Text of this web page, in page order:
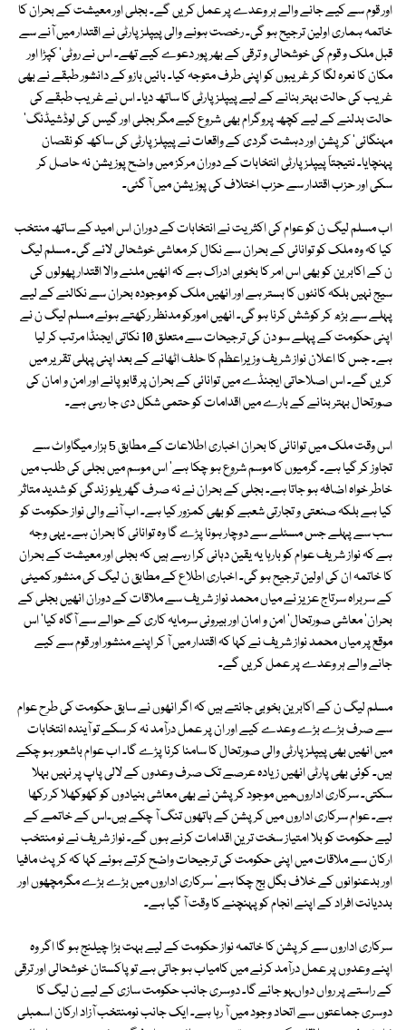
اور قوم سے کیے جانے والے ہر وعدے پر عمل کریں گے۔ بجلی اور معیشت کے بحران کا
خاتمہ ہماری اولین ترجیح ہو گی۔ رخصت ہونے والی پیپلز پارٹی نے اقتدار میں آنے سے
قبل ملک و قوم کی خوشحالی و ترقی کے بھرپور دعوے کیے تھے۔ اس نے روٹی' کپڑا اور
مکان کا نعرہ لگا کر غریبوں کو اپنی طرف متوجہ کیا۔ بائیں بازو کے دانشور طبقے نے بھی
غریب کی حالت بہتر بنانے کے لیے پیپلز پارٹی کا ساتھ دیا۔ اس نے غریب طبقے کی
حالت بدلنے کے لیے کچھ پروگرام بھی شروع کیے مگر بجلی اور گیس کی لوڈشیڈنگ'
مہنگائی' کرپشن اور دہشت گردی کے واقعات نے پیپلز پارٹی کی ساکھ کو نقصان
پہنچایا۔ نتیجتاً پیپلز پارٹی انتخابات کے دوران مرکز میں واضح پوزیشن نہ حاصل کر
سکی اور حزب اقتدار سے حزب اختلاف کی پوزیشن میں آ گئی۔
اب مسلم لیگ ن کو عوام کی اکثریت نے انتخابات کے دوران اس امید کے ساتھ منتخب
کیا کہ وہ ملک کو توانائی کے بحران سے نکال کر معاشی خوشحالی لائے گی۔ مسلم لیگ
ن کے اکابرین کو بھی اس امر کا بخوبی ادراک ہے کہ انھیں ملنے والا اقتدار پھولوں کی
سیج نہیں بلکہ کانٹوں کا بستر ہے اور انھیں ملک کو موجودہ بحران سے نکالنے کے لیے
پہلے سے بڑھ کر کوشش کرنا ہو گی۔ انھیں امورکو مدنظر رکھتے ہوئے مسلم لیگ ن نے
اپنی حکومت کے پہلے سو دن کی ترجیحات سے متعلق 10 نکاتی ایجنڈا مرتب کر لیا
ہے۔ جس کا اعلان نواز شریف وزیراعظم کا حلف اٹھانے کے بعد اپنی پہلی تقریر میں
کریں گے۔ اس اصلاحاتی ایجنڈے میں توانائی کے بحران پر قابو پانے اور امن و امان کی
صورتحال بہتر بنانے کے بارے میں اقدامات کو حتمی شکل دی جا رہی ہے۔
اس وقت ملک میں توانائی کا بحران اخباری اطلاعات کے مطابق 5 ہزار میگاواٹ سے
تجاوز کر گیا ہے۔ گرمیوں کا موسم شروع ہو چکا ہے' اس موسم میں بجلی کی طلب میں
خاطر خواہ اضافہ ہو جاتا ہے۔ بجلی کے بحران نے نہ صرف گھریلو زندگی کو شدید متاثر
کیا ہے بلکہ صنعتی و تجارتی شعبے کو بھی کمزور کیا ہے۔ اب آنے والی نواز حکومت کو
سب سے پہلے جس مسئلے سے دوچار ہونا پڑے گا وہ توانائی کا بحران ہے۔ یہی وجہ
ہے کہ نواز شریف عوام کو بارہا یہ یقین دہانی کرا رہے ہیں کہ بجلی اور معیشت کے بحران
کا خاتمہ ان کی اولین ترجیح ہو گی۔ اخباری اطلاع کے مطابق ن لیگ کی منشور کمیٹی
کے سربراہ سرتاج عزیز نے میاں محمد نواز شریف سے ملاقات کے دوران انھیں بجلی کے
بحران' معاشی صورتحال' امن و امان اور بیرونی سرمایہ کاری کے حوالے سے آگاہ کیا' اس
موقع پر میاں محمد نواز شریف نے کہا کہ اقتدار میں آ کر اپنے منشور اور قوم سے کیے
جانے والے ہر وعدے پر عمل کریں گے۔
مسلم لیگ ن کے اکابرین بخوبی جانتے ہیں کہ اگر انھوں نے سابق حکومت کی طرح عوام
سے صرف بڑے بڑے وعدے کیے اور ان پر عمل درآمد نہ کر سکے تو آیندہ انتخابات
میں انھیں بھی پیپلز پارٹی والی صورتحال کا سامنا کرنا پڑے گا۔ اب عوام باشعور ہو چکے
ہیں۔ کوئی بھی پارٹی انھیں زیادہ عرصے تک صرف وعدوں کے لالی پاپ پر نہیں بہلا
سکتی۔ سرکاری اداروںمیں موجود کرپشن نے بھی معاشی بنیادوں کو کھوکھلا کر رکھا
ہے۔ عوام سرکاری اداروں میں کرپشن کے ہاتھوں تنگ آ چکے ہیں۔اس کے خاتمے کے
لیے حکومت کو بلا امتیاز سخت ترین اقدامات کرنے ہوں گے۔ نواز شریف نے نو منتخب
ارکان سے ملاقات میں اپنی حکومت کی ترجیحات واضح کرتے ہوئے کہا کہ کرپٹ مافیا
اور بدعنوانوں کے خلاف بگل بج چکا ہے' سرکاری اداروں میں بڑے بڑے مگرمچھوں اور
بددیانت افراد کے اپنے انجام کو پہنچنے کا وقت آ گیا ہے۔
سرکاری اداروں سے کرپشن کا خاتمہ نواز حکومت کے لیے بہت بڑا چیلنج ہو گا اگر وہ
اپنے وعدوں پر عمل درآمد کرنے میں کامیاب ہو جاتی ہے تو پاکستان خوشحالی اور ترقی
کے راستے پر رواں دواںہو جائے گا۔ دوسری جانب حکومت سازی کے لیے ن لیگ کا
دوسری جماعتوں سے اتحاد وجود میں آ رہا ہے۔ ایک جانب نومنتخب آزاد ارکان اسمبلی